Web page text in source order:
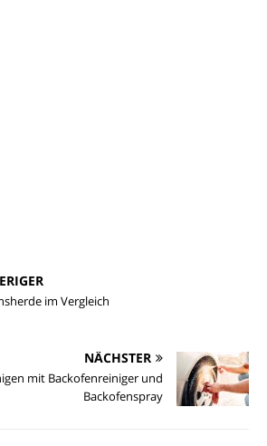
im Vergleich
NÄCHSTER
mit Backofenreiniger und
Backofenspray